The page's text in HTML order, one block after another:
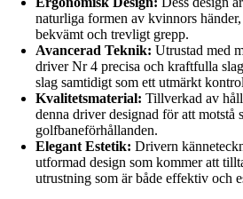
naturliga formen av kvinnors
bekvämt och trevligt grepp.
Avancerad Teknik: Utrustad med
driver Nr 4 precisa och kraftfulla
slag samtidigt som ett utmärkt
Kvalitetsmaterial: Tillverkad av
denna driver designad för att motstå
golfbaneförhållanden.
Elegant Estetik: Drivern
utformad design som kommer att
utrustning som är både effektiv och